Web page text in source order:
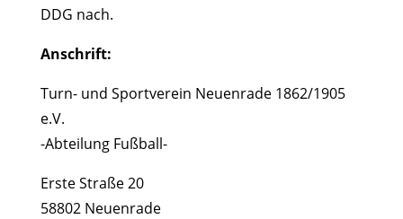
DDG nach.
Anschrift:
Turn- und Sportverein Neuenrade 1862/1905
e.V.
-Abteilung Fußball-
Erste Straße 20
58802 Neuenrade